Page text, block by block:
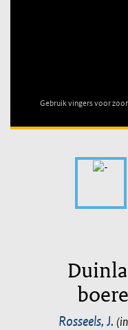
Gebruik vingers voor
Rosseels, J.